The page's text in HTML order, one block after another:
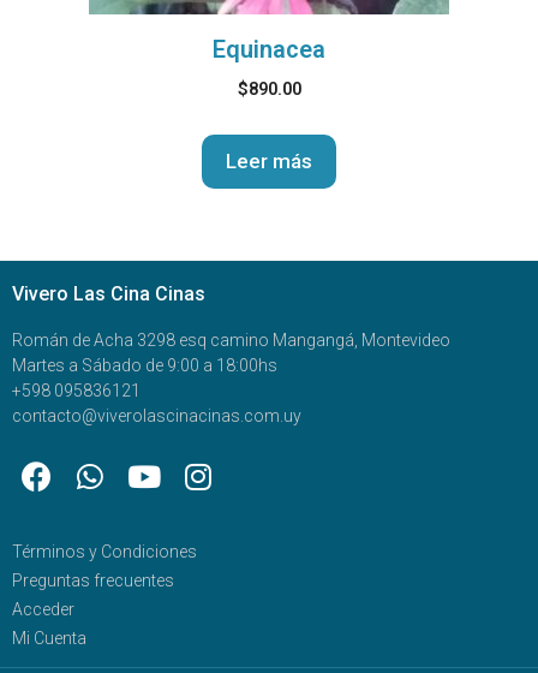
Equinacea
$890.00
Leer más
Vivero Las Cina Cinas
Román de Acha 3298 esq camino Mangangá, Montevideo
Martes a Sábado de 9:00 a 18:00hs
+598 095836121
contacto@viverolascinacinas.com.uy
Términos y Condiciones
Preguntas frecuentes
Acceder
Mi Cuenta